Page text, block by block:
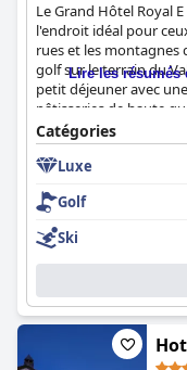
Le Grand Hôtel Royal
l'endroit idéal pour
rues et les
golf sur le terrain du
petit déjeuner avec
pâtisseries de haute
atmosphère élégante.
spacieuses et bien
belles vues. L'hôtel
superbe piscine
certains équipements
rénovations, l'hôtel
un excellent choix
de luxe. Le personnel
besoin d'une
confortable et
que le prix n'est peut-
Lire les résumés
Catégories
Luxe
Golf
Ski